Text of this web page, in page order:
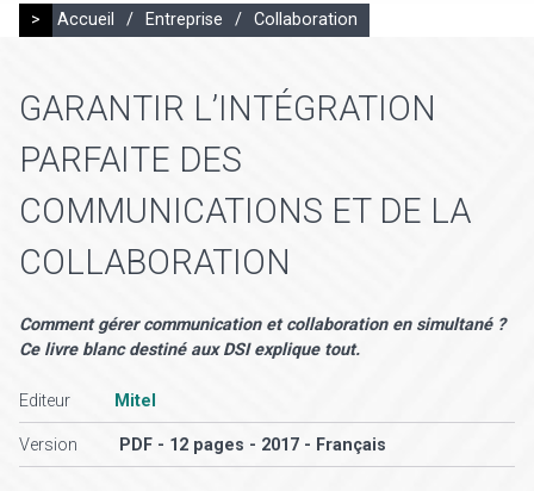
> Accueil / Entreprise / Collaboration
GARANTIR L’INTÉGRATION
PARFAITE DES
COMMUNICATIONS ET DE LA
COLLABORATION
Comment gérer communication et collaboration en simultané ?
Ce livre blanc destiné aux DSI explique tout.
Editeur Mitel
Version PDF - 12 pages - 2017 - Français